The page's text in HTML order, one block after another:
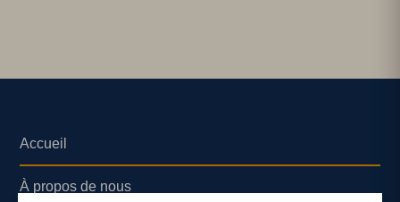
Accueil
À propos de nous